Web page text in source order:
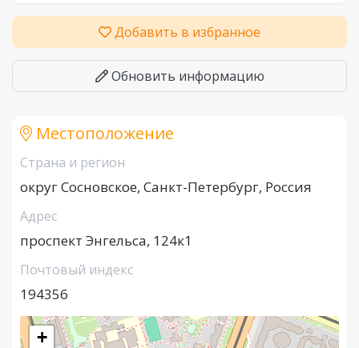
Добавить в избранное
Обновить информацию
Местоположение
Страна и регион
округ Сосновское, Санкт-Петербург, Россия
Адрес
проспект Энгельса, 124к1
Почтовый индекс
194356
+